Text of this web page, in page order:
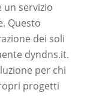
servizio
Questo
dei soli
dyndns.it.
per chi
progetti